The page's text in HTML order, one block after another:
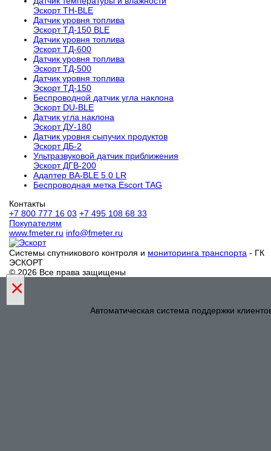
Эскорт TH-BLE
Датчик уровня топлива
Эскорт ТД-150 BLE
Датчик уровня топлива
Эскорт ТД-600
Датчик уровня топлива
Эскорт ТД-500
Датчик уровня топлива
Эскорт ТД-150
Беспроводной датчик угла наклона
Эскорт DU-BLE
Датчик угла наклона
Эскорт ДУ-180
Датчик уровня сыпучих продуктов
Эскорт ДБ-2
Ультразвуковой датчик приближения
Эскорт ДГВ-200
Aдаптер BA-BLE 5.0 LR
Беспроводная метка Escort TAG
Контакты
+7 800 777 16 03 +7 495 108 68 33
Покупателям
www.fmeter.ru info@fmeter.ru
Системы спутникового контроля и мониторинга транспорта - ГК
ЭСКОРТ
© 2026 Все права защищены
×
Автоматическая система поддержки